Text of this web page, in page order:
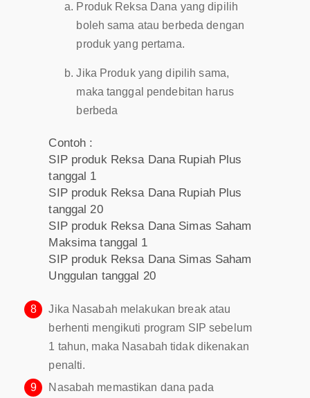
Produk Reksa Dana yang dipilih
boleh sama atau berbeda dengan
produk yang pertama.
Jika Produk yang dipilih sama,
maka tanggal pendebitan harus
berbeda
Contoh :
SIP produk Reksa Dana Rupiah Plus
tanggal 1
SIP produk Reksa Dana Rupiah Plus
tanggal 20
SIP produk Reksa Dana Simas Saham
Maksima tanggal 1
SIP produk Reksa Dana Simas Saham
Unggulan tanggal 20
8
Jika Nasabah melakukan break atau
berhenti mengikuti program SIP sebelum
1 tahun, maka Nasabah tidak dikenakan
penalti.
9
Nasabah memastikan dana pada